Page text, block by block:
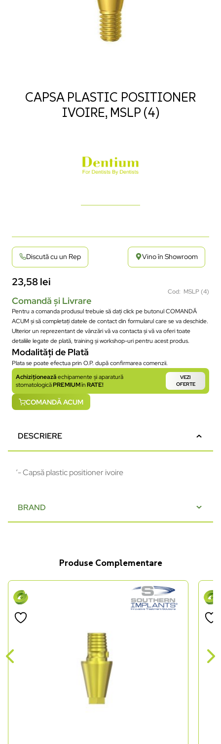
CAPSA PLASTIC POSITIONER
IVOIRE, MSLP (4)
Discută cu un Rep Vino în Showroom
23,58lei
Cod: MSLP (4)
Comandă și Livrare
Pentru a comanda produsul trebuie să dați click pe butonul COMANDĂ
ACUM și să completați datele de contact din formularul care se va deschide.
Ulterior un reprezentant de vânzări vă va contacta și vă va oferi toate
detaliile legate de plată, training și workshop-uri pentru acest produs.
Modalități de Plată
Plata se poate efectua prin O.P. după confirmarea comenzii.
Achiziționeazăechipamente și aparatură
stomatologicăPREMIUMînRATE!
VEZI
OFERTE
COMANDĂ ACUM
DESCRIERE
‘- Capsă plastic positioner ivoire
BRAND
Produse Complementare